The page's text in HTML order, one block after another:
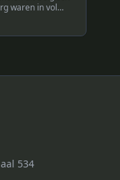
waren in vol
voor het
was bij de
534